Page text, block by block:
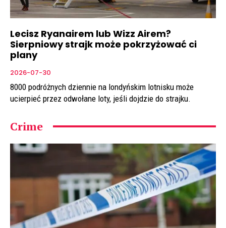
Lecisz Ryanairem lub Wizz Airem?
Sierpniowy strajk może pokrzyżować ci
plany
2026-07-30
8000 podróżnych dziennie na londyńskim lotnisku może
ucierpieć przez odwołane loty, jeśli dojdzie do strajku.
Crime